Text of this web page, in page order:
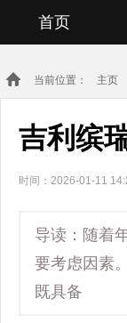
首页
当前位置： 主页
吉利缤
时间：2026-01-11
导读：随着
要考虑因素
既具备